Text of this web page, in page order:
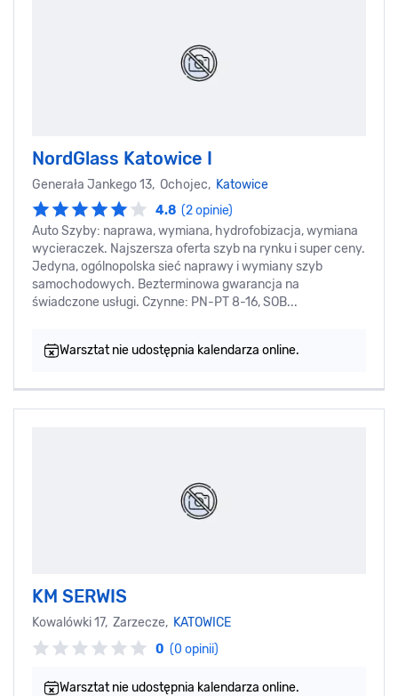
NordGlass Katowice I
Generała Jankego 13, Ochojec, Katowice
4.8 (2 opinie)
Auto Szyby: naprawa, wymiana, hydrofobizacja, wymiana
wycieraczek. Najszersza oferta szyb na rynku i super ceny.
Jedyna, ogólnopolska sieć naprawy i wymiany szyb
samochodowych. Bezterminowa gwarancja na
świadczone usługi. Czynne: PN-PT 8-16, SOB...
Warsztat nie udostępnia kalendarza online.
KM SERWIS
Kowalówki 17, Zarzecze, KATOWICE
0 (0 opinii)
Warsztat nie udostępnia kalendarza online.